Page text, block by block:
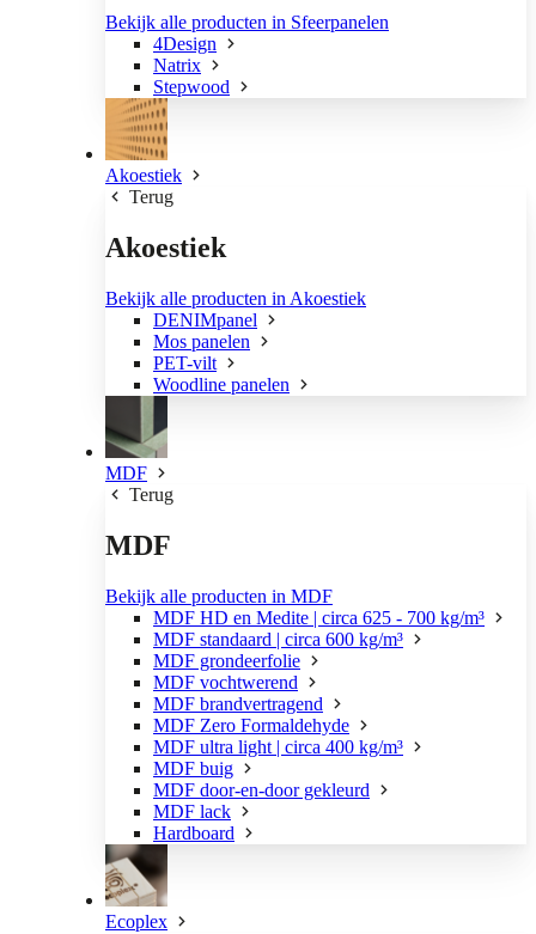
Bekijk alle producten in Sfeerpanelen
4Design
Natrix
Stepwood
Akoestiek
Terug
Akoestiek
Bekijk alle producten in Akoestiek
DENIMpanel
Mos panelen
PET-vilt
Woodline panelen
MDF
Terug
MDF
Bekijk alle producten in MDF
MDF HD en Medite | circa 625 - 700 kg/m³
MDF standaard | circa 600 kg/m³
MDF grondeerfolie
MDF vochtwerend
MDF brandvertragend
MDF Zero Formaldehyde
MDF ultra light | circa 400 kg/m³
MDF buig
MDF door-en-door gekleurd
MDF lack
Hardboard
Ecoplex